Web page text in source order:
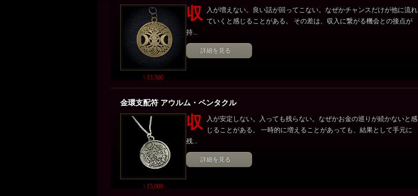
\ 13,500
収
入が増えない。良い話が回ってこない。なぜかチャンスだけが他に流れ
ていくと感じることがある。 その差は、収入に繋がる機会との接点が
持...
詳細を見る
金環支配符 アウルム・ペンタクル
\ 15,000
収
入が安定しない。入っても残らない。なぜかお金の巡りが続かないと感
じることがある。 一時的に増えることがあっても、結果として手元に
残...
詳細を見る